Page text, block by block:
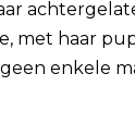
met haar
enkele